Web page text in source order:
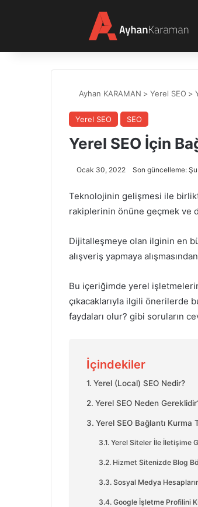
Ayhan KARAMAN > Yerel SEO >
Yerel SEO SEO
Yerel SEO İçin
Ocak 30, 2022 Son güncelleme:
Teknolojinin gelişmesi ile
rakiplerinin önüne geçmek ve
Dijitalleşmeye olan ilginin en
alışveriş yapmaya
Bu içeriğimde yerel
çıkacaklarıyla ilgili önerilerde
faydaları olur? gibi soruların
İçindekiler
Yerel (Local) SEO Nedir?
Yerel SEO Neden
Yerel SEO Bağlantı Kurma
Yerel Siteler İle İletişime
Hizmet Sitenizde Blog
Sosyal Medya
Google İşletme Profilini